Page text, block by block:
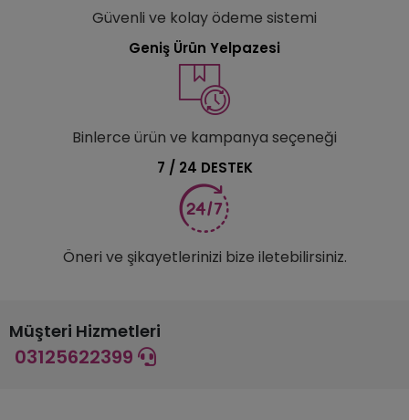
Güvenli ve kolay ödeme sistemi
Geniş Ürün Yelpazesi
Binlerce ürün ve kampanya seçeneği
7 / 24 DESTEK
Öneri ve şikayetlerinizi bize iletebilirsiniz.
Müşteri Hizmetleri
03125622399